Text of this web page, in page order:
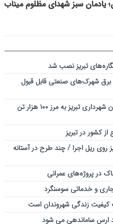
یادمان سبز شهدای مظلوم میناب
تبریز نصب شد
شهرک‌های صنعتی قابل قبول
تولید کارخانجات آسفالت سازمان عمران شهرداری تبریز به مرز ۱۰۰ هزار تن
کشور در تبریز
روی ریل اجرا / چند طرح در آستانه
در پروژه‌های عمرانی
و خدماتی سوسنگرد
کیفیت زندگی شهروندان است
ارس ساماندهی می شود